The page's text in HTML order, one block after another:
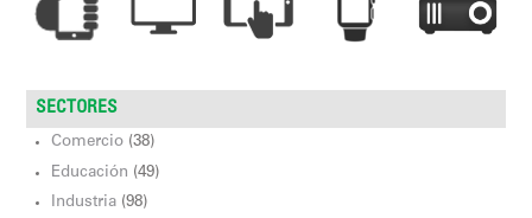
SECTORES
Comercio (38)
Educación (49)
Industria (98)